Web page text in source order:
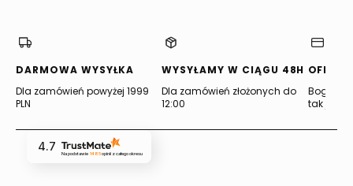
DARMOWA WYSYŁKA
Dla zamówień powyżej 1999
PLN
WYSYŁAMY W CIĄGU 48H
Dla zamówień złożonych do
12:00
Bogata
tak jak
4.7
Na podstawie 1485opinii z całego okresu